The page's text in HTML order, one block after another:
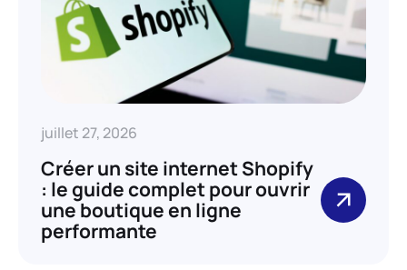
juillet 27, 2026
Créer un site internet Shopify
: le guide complet pour ouvrir
une boutique en ligne
performante